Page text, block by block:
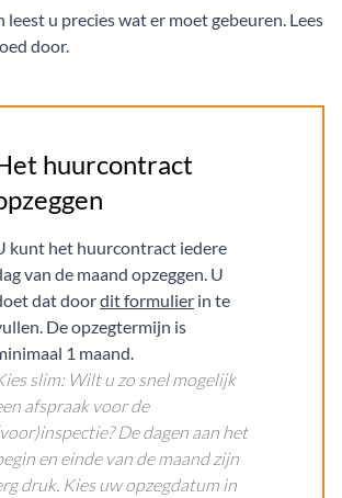
u precies wat er moet gebeuren. Lees
door.
huurcontract
kunt het huurcontract iedere
van de maand opzeggen. U
dat doordit formulier in te
De opzegtermijn is
1 maand.
slim: Wilt u zo snel mogelijk
afspraak voor de
De dagen aan het
en einde van de maand zijn
druk. Kies uw opzegdatum in